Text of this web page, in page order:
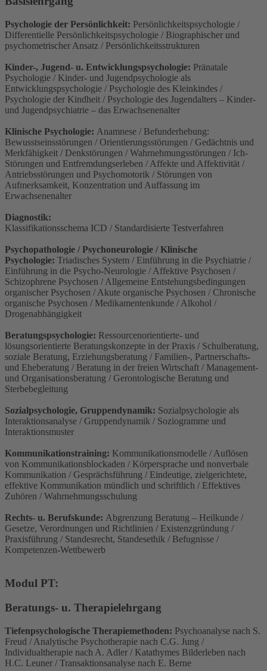
Psychologie der Persönlichkeit: Persönlichkeitspsychologie /
Differentielle Persönlichkeitspsychologie / Biographischer und
psychometrischer Ansatz / Persönlichkeitsstrukturen
Kinder-, Jugend- u. Entwicklungspsychologie: Pränatale
Psychologie / Kinder- und Jugendpsychologie als
Entwicklungspsychologie / Psychologie des Kleinkindes /
Psychologie der Kindheit / Psychologie des Jugendalters – Kinder-
und Jugendpsychiatrie – das Erwachsenenalter
Klinische Psychologie: Anamnese / Befunderhebung:
Bewusstseinsstörungen / Orientierungsstörungen / Gedächtnis und
Merkfähigkeit / Denkstörungen / Wahrnehmungsstörungen / Ich-
Störungen und Entfremdungserleben / Affekte und Affektivität /
Antriebsstörungen und Psychomotorik / Störungen von
Aufmerksamkeit, Konzentration und Auffassung im
Erwachsenenalter
Diagnostik:
Klassifikationsschema ICD / Standardisierte Testverfahren
Psychopathologie / Psychoneurologie / Klinische
Psychologie: Triadisches System / Einführung in die Psychiatrie /
Einführung in die Psycho-Neurologie / Affektive Psychosen /
Schizophrene Psychosen / Allgemeine Entstehungsbedingungen
organischer Psychosen / Akute organische Psychosen / Chronische
organische Psychosen / Medikamentenkunde / Alkohol /
Drogenabhängigkeit
Beratungspsychologie: Ressourcenorientierte- und
lösungsorientierte Beratungskonzepte in der Praxis / Schulberatung,
soziale Beratung, Erziehungsberatung / Familien-, Partnerschafts-
und Eheberatung / Beratung in der freien Wirtschaft / Management-
und Organisationsberatung / Gerontologische Beratung und
Sterbebegleitung
Sozialpsychologie, Gruppendynamik: Sozialpsychologie als
Interaktionsanalyse / Gruppendynamik / Soziogramme und
Interaktionsmuster
Kommunikationstraining: Kommunikationsmodelle / Auflösen
von Kommunikationsblockaden / Körpersprache und nonverbale
Kommunikation / Gesprächsführung / Eindeutige, zielgerichtete,
effektive Kommunikation mündlich und schriftlich / Effektives
Zuhören / Wahrnehmungsschulung
Rechts- u. Berufskunde: Abgrenzung Beratung – Heilkunde /
Gesetze, Verordnungen und Richtlinien / Existenzgründung /
Praxisführung / Standesrecht, Standesethik / Befugnisse /
Kompetenzen-Wettbewerb
Modul PT:
Beratungs- u. Therapielehrgang
Tiefenpsychologische Therapiemethoden: Psychoanalyse nach S.
Freud / Analytische Psychotherapie nach C.G. Jung /
Individualtherapie nach A. Adler / Katathymes Bilderleben nach
H.C. Leuner / Transaktionsanalyse nach E. Berne